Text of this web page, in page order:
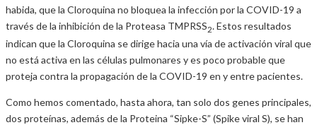
habida, que la Cloroquina no bloquea la infección por la COVID-19 a
través de la inhibición de la Proteasa TMPRSS2. Estos resultados
indican que la Cloroquina se dirige hacia una vía de activación viral que
no está activa en las células pulmonares y es poco probable que
proteja contra la propagación de la COVID-19 en y entre pacientes.
Como hemos comentado, hasta ahora, tan solo dos genes principales,
dos proteínas, además de la Proteina “Sipke-S” (Spike viral S), se han